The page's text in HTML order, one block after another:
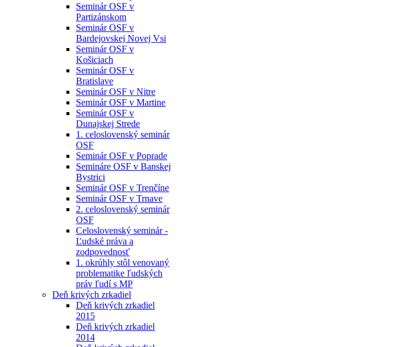
Seminár OSF v
Partizánskom
Seminár OSF v
Bardejovskej Novej Vsi
Seminár OSF v
Košiciach
Seminár OSF v
Bratislave
Seminár OSF v Nitre
Seminár OSF v Martine
Seminár OSF v
Dunajskej Strede
1. celoslovenský seminár
OSF
Seminár OSF v Poprade
Semináre OSF v Banskej
Bystrici
Seminár OSF v Trenčíne
Seminár OSF v Trnave
2. celoslovenský seminár
OSF
Celoslovenský seminár -
Ľudské práva a
zodpovednosť
1. okrúhly stôl venovaný
problematike ľudských
práv ľudí s MP
Deň krivých zrkadiel
Deň krivých zrkadiel
2015
Deň krivých zrkadiel
2014